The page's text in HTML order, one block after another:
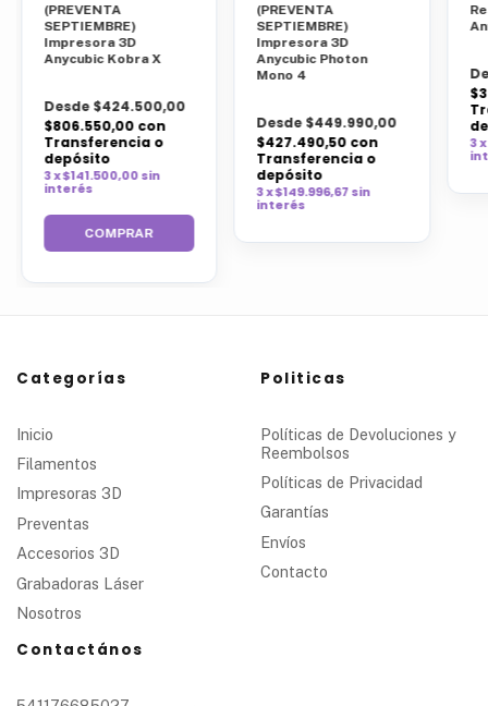
(PREVENTA
SEPTIEMBRE)
Impresora 3D
Anycubic Kobra X
Desde $424.500,00
$806.550,00 con
Transferencia o
depósito
3 x $141.500,00 sin
interés
COMPRAR
(PREVENTA
SEPTIEMBRE)
Impresora 3D
Anycubic Photon
Mono 4
Desde $449.990,00
$427.490,50 con
Transferencia o
depósito
3 x $149.996,67 sin
interés
3
Categorías
Inicio
Filamentos
Impresoras 3D
Preventas
Accesorios 3D
Grabadoras Láser
Nosotros
Politicas
Políticas de Devoluciones y
Reembolsos
Políticas de Privacidad
Garantías
Envíos
Contacto
Contactános